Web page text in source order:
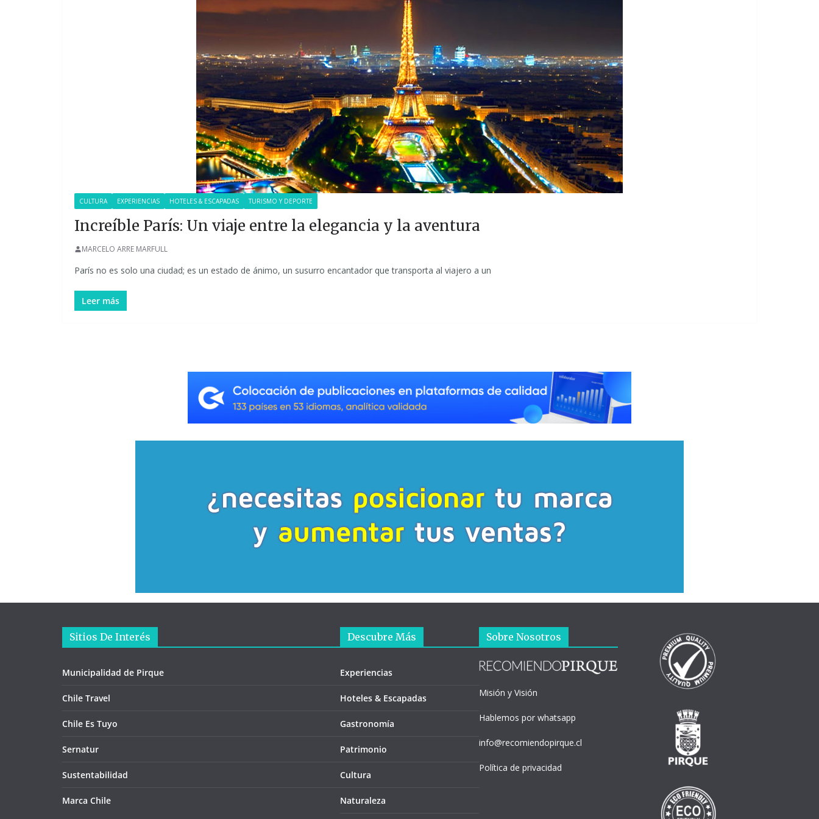
CULTURA EXPERIENCIAS HOTELES & ESCAPADAS TURISMO Y DEPORTE
Increíble París: Un viaje entre la elegancia y la aventura
MARCELO ARRE MARFULL
París no es solo una ciudad; es un estado de ánimo, un susurro encantador que transporta al viajero a un
Leer más
Sitios De Interés
Municipalidad de Pirque
Chile Travel
Chile Es Tuyo
Sernatur
Sustentabilidad
Marca Chile
Descubre Más
Experiencias
Hoteles & Escapadas
Gastronomía
Patrimonio
Cultura
Naturaleza
Sobre Nosotros
Misión y Visión
Hablemos por whatsapp
info@recomiendopirque.cl
Política de privacidad